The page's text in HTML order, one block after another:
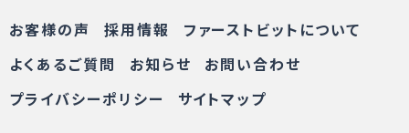
お客様の声 採用情報
ファーストビットについて
よくあるご質問
お知らせ
お問い合わせ
プライバシーポリシー
サイトマップ